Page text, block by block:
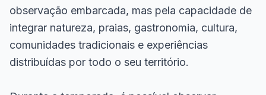
observação embarcada, mas pela capacidade de
integrar natureza, praias, gastronomia, cultura,
comunidades tradicionais e experiências
distribuídas por todo o seu território.